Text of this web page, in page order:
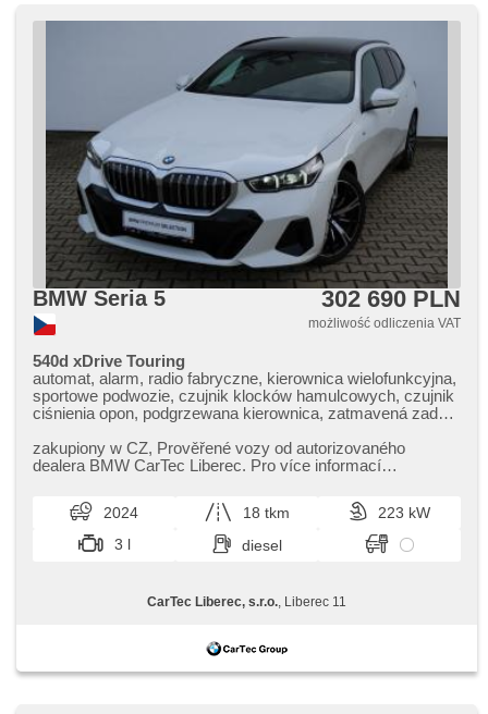
BMW Seria 5 302 690 PLN
możliwość odliczenia VAT
540d xDrive Touring
automat, alarm, radio fabryczne, kierownica wielofunkcyjna,
sportowe podwozie, czujnik klocków hamulcowych, czujnik
ciśnienia opon, podgrzewana kierownica, zatmavená zadní
startování, webasto, dach panoramiczny, podgrzewane
fotele, asystent martwego pola, LED denní svícení
zakupiony w CZ,​ Prověřené vozy od autorizovaného
dealera BMW CarTec Liberec. Pro více informací
2024 18 tkm
223 kW
3 l
diesel
CarTec Liberec, s.r.o. , Liberec 11